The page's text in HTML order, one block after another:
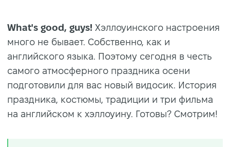
What's good, guys! Хэллоуинского настроения
много не бывает. Собственно, как и
английского языка. Поэтому сегодня в честь
самого атмосферного праздника осени
подготовили для вас новый видосик. История
праздника, костюмы, традиции и три фильма
на английском к хэллоуину. Готовы? Смотрим!